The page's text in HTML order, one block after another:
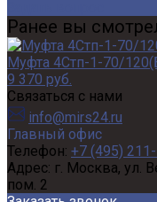
Ранее вы
Муфта 4Стп-1-70/
9 370 руб.
Связаться с нами
info@mirs24.ru
Главный офис
Телефон: +7 (495)
Адрес: г. Москва, ул.
пом. 2